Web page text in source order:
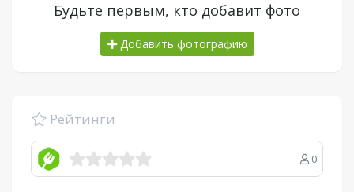
Будьте первым, кто добавит фото
Добавить фотографию
Рейтинги
0